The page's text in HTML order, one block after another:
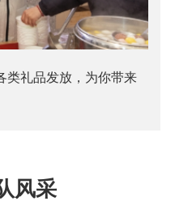
类礼品发放，为你带来
风采